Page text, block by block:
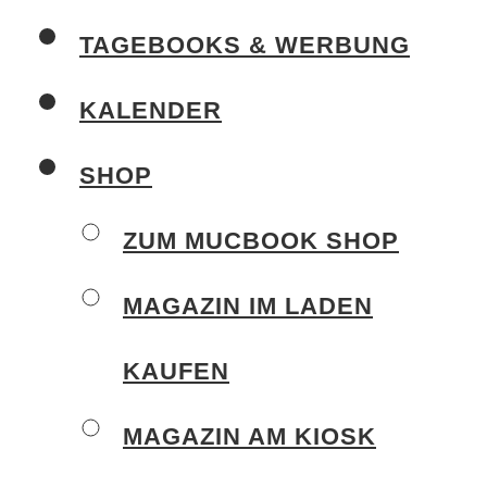
TAGEBOOKS & WERBUNG
KALENDER
SHOP
ZUM MUCBOOK SHOP
MAGAZIN IM LADEN
KAUFEN
MAGAZIN AM KIOSK